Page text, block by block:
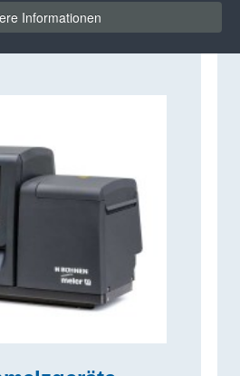
von BÜHNEN sind in vielen
unerlässlich.
Informationen